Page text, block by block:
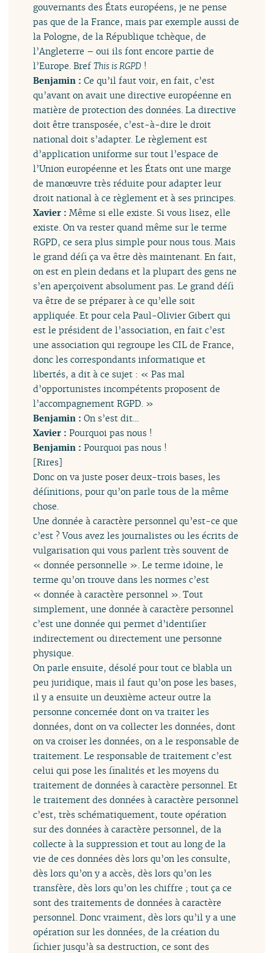
gouvernants des États européens, je ne pense
pas que de la France, mais par exemple aussi de
la Pologne, de la République tchèque, de
l’Angleterre – oui ils font encore partie de
l’Europe. BrefThis is RGPD !
Benjamin :Ce qu’il faut voir, en fait, c’est
qu’avant on avait une directive européenne en
matière de protection des données. La directive
doit être transposée, c’est-à-dire le droit
national doit s’adapter. Le règlement est
d’application uniforme sur tout l’espace de
l’Union européenne et les États ont une marge
de manœuvre très réduite pour adapter leur
droit national à ce règlement et à ses principes.
Xavier :Même si elle existe. Si vous lisez, elle
existe. On va rester quand même sur le terme
RGPD, ce sera plus simple pour nous tous. Mais
le grand défi ça va être dès maintenant. En fait,
on est en plein dedans et la plupart des gens ne
s’en aperçoivent absolument pas. Le grand défi
va être de se préparer à ce qu’elle soit
appliquée. Et pour cela Paul-Olivier Gibert qui
est le président de l’association, en fait c’est
une association qui regroupe les CIL de France,
donc les correspondants informatique et
libertés, a dit à ce sujet : « Pas mal
d’opportunistes incompétents proposent de
l’accompagnement RGPD. »
Benjamin :On s’est dit…
Xavier :Pourquoi pas nous !
Benjamin :Pourquoi pas nous !
[Rires]
Donc on va juste poser deux-trois bases, les
définitions, pour qu’on parle tous de la même
chose.
Une donnée à caractère personnel qu’est-ce que
c’est ? Vous avez les journalistes ou les écrits de
vulgarisation qui vous parlent très souvent de
« donnée personnelle ». Le terme idoine, le
terme qu’on trouve dans les normes c’est
« donnée à caractère personnel ». Tout
simplement, une donnée à caractère personnel
c’est une donnée qui permet d’identifier
indirectement ou directement une personne
physique.
On parle ensuite, désolé pour tout ce blabla un
peu juridique, mais il faut qu’on pose les bases,
il y a ensuite un deuxième acteur outre la
personne concernée dont on va traiter les
données, dont on va collecter les données, dont
on va croiser les données, on a le responsable de
traitement. Le responsable de traitement c’est
celui qui pose les finalités et les moyens du
traitement de données à caractère personnel. Et
le traitement des données à caractère personnel
c’est, très schématiquement, toute opération
sur des données à caractère personnel, de la
collecte à la suppression et tout au long de la
vie de ces données dès lors qu’on les consulte,
dès lors qu’on y a accès, dès lors qu’on les
transfère, dès lors qu’on les chiffre ; tout ça ce
sont des traitements de données à caractère
personnel. Donc vraiment, dès lors qu’il y a une
opération sur les données, de la création du
fichier jusqu’à sa destruction, ce sont des